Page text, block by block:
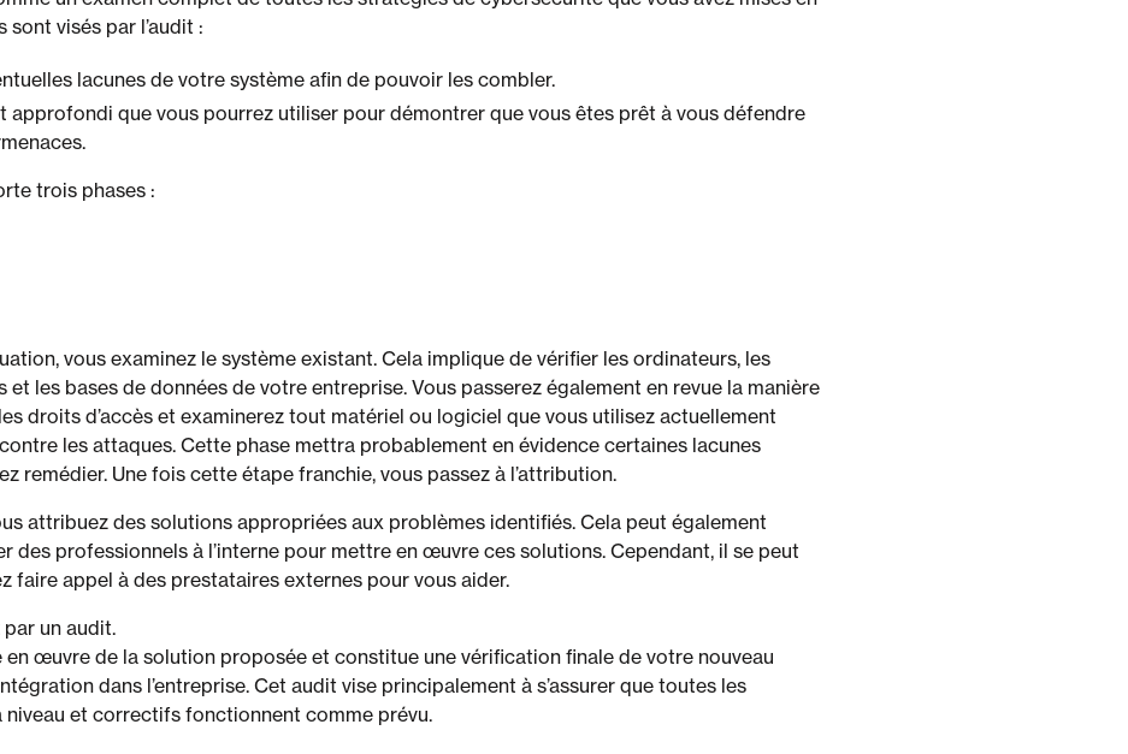
visés par l’audit :
lacunes de votre système afin de pouvoir les combler.
approfondi que vous pourrez utiliser pour démontrer que vous êtes prêt à vous défendre
trois phases :
vous examinez le système existant. Cela implique de vérifier les ordinateurs, les
et les bases de données de votre entreprise. Vous passerez également en revue la manière
droits d’accès et examinerez tout matériel ou logiciel que vous utilisez actuellement
les attaques. Cette phase mettra probablement en évidence certaines lacunes
remédier. Une fois cette étape franchie, vous passez à l’attribution.
attribuez des solutions appropriées aux problèmes identifiés. Cela peut également
des professionnels à l’interne pour mettre en œuvre ces solutions. Cependant, il se peut
faire appel à des prestataires externes pour vous aider.
un audit.
en œuvre de la solution proposée et constitue une vérification finale de votre nouveau
dans l’entreprise. Cet audit vise principalement à s’assurer que toutes les
niveau et correctifs fonctionnent comme prévu.